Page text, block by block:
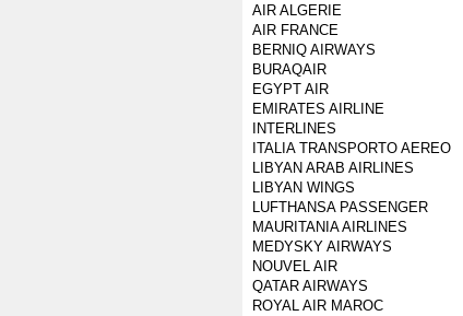
AIR ALGERIE
AIR FRANCE
BERNIQ AIRWAYS
BURAQAIR
EGYPT AIR
EMIRATES AIRLINE
INTERLINES
ITALIA TRANSPORTO AEREO
LIBYAN ARAB AIRLINES
LIBYAN WINGS
LUFTHANSA PASSENGER
MAURITANIA AIRLINES
MEDYSKY AIRWAYS
NOUVEL AIR
QATAR AIRWAYS
ROYAL AIR MAROC